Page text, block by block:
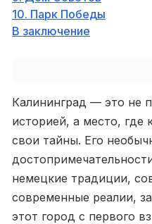
10. Парк Победы
В заключение
Калининград — это не
историей, а место, где
свои тайны. Его
немецкие традиции,
современные реалии,
этот город с первого